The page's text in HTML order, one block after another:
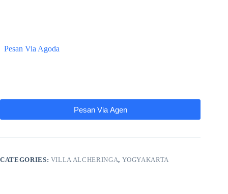
Pesan Via Agoda
Pesan Via Agen
CATEGORIES: VILLA ALCHERINGA, YOGYAKARTA